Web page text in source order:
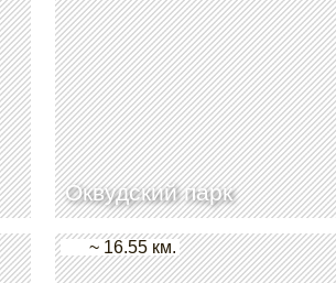
Оквудский парк
~ 16.55 км.